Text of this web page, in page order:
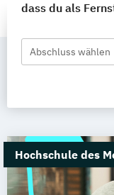
dass du als
Abschluss wählen
Hochschule des